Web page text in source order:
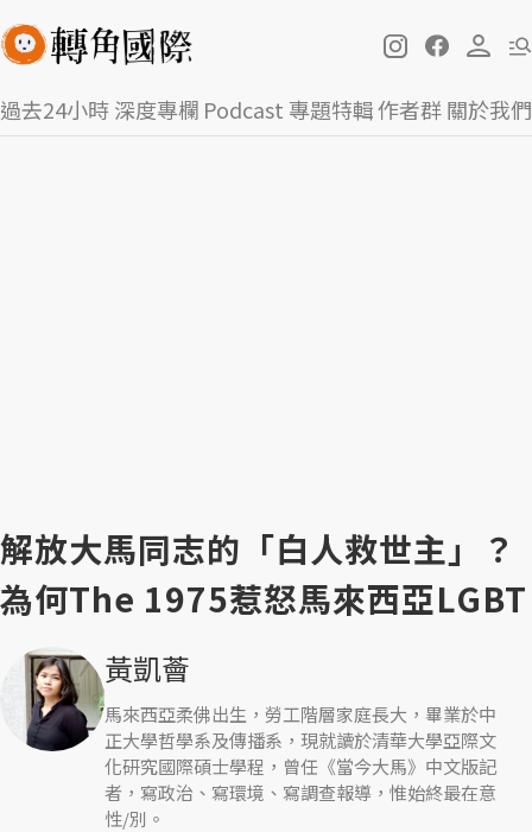
過去24小時深度專欄 Podcast 專題特輯作者群關於我們
解放大馬同志的「白人救世主」？
為何The 1975惹怒馬來西亞LGBT
黃凱薈
馬來西亞柔佛出生，勞工階層家庭長大，畢業於中
正大學哲學系及傳播系，現就讀於清華大學亞際文
化研究國際碩士學程，曾任《當今大馬》中文版記
者，寫政治、寫環境、寫調查報導，惟始終最在意
性/別。